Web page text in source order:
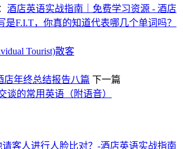
酒店英语实战指南｜免费学习资源 - 酒店
是F.I.T，你真的知道代表哪几个单词吗？
Tourist)散客
店年终总结报告八篇 下一篇
谈的常用英语（附语音）